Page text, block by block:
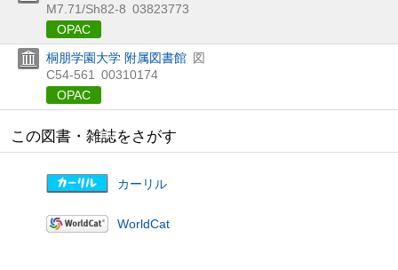
M7.71/Sh82-8 03823773
OPAC
桐朋学園大学 附属図書館 図
C54-561
00310174
OPAC
この図書・雑誌をさがす
カーリル
WorldCat